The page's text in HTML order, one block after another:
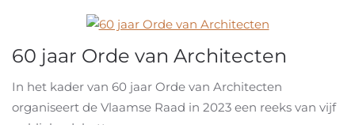
60 jaar Orde van Architecten
In het kader van 60 jaar Orde van Architecten
organiseert de Vlaamse Raad in 2023 een reeks van vijf